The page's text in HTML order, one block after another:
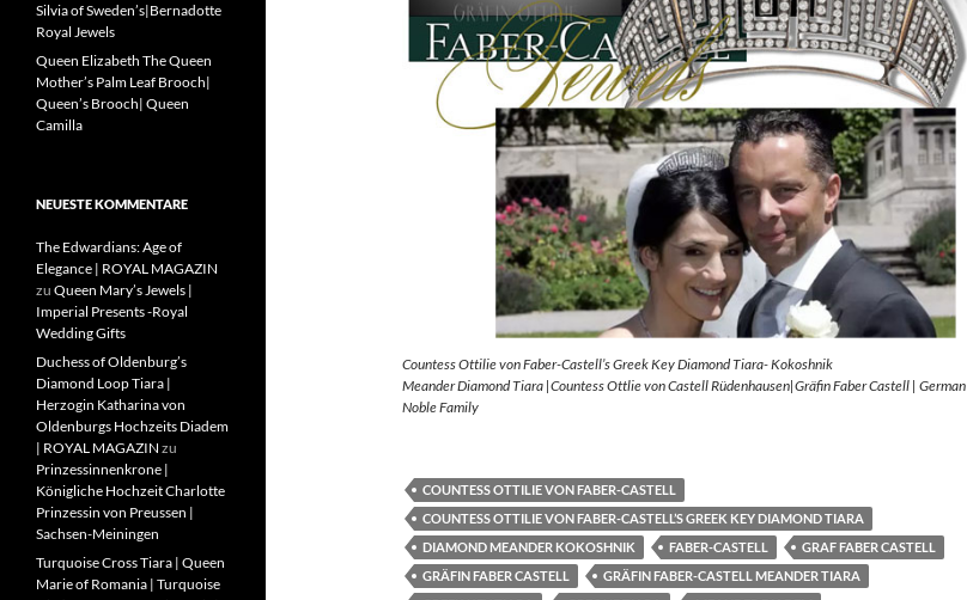
Countess Ottilie von Faber-Castell’s Greek Key Diamond Tiara- Kokoshnik
Meander Diamond Tiara |Countess Ottlie von Castell Rüdenhausen|Gräfin Faber Castell | German
Noble Family
COUNTESS OTTILIE VON FABER-CASTELL
COUNTESS OTTILIE VON FABER-CASTELL’S GREEK KEY DIAMOND TIARA
DIAMOND MEANDER KOKOSHNIK
FABER-CASTELL
GRAF FABER CASTELL
GRÄFIN FABER CASTELL
GRÄFIN FABER-CASTELL MEANDER TIARA
Silvia of Sweden’s|Bernadotte
Royal Jewels
Queen Elizabeth The Queen
Mother’s Palm Leaf Brooch|
Queen’s Brooch| Queen
Camilla
NEUESTE KOMMENTARE
The Edwardians: Age of
Elegance | ROYAL MAGAZIN
zu Queen Mary’s Jewels |
Imperial Presents -Royal
Wedding Gifts
Duchess of Oldenburg’s
Diamond Loop Tiara |
Herzogin Katharina von
Oldenburgs Hochzeits Diadem
| ROYAL MAGAZIN zu
Prinzessinnenkrone |
Königliche Hochzeit Charlotte
Prinzessin von Preussen |
Sachsen-Meiningen
Turquoise Cross Tiara | Queen
Marie of Romania | Turquoise